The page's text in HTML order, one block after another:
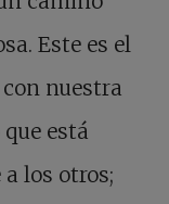
Este es el
nuestra
está
los otros;